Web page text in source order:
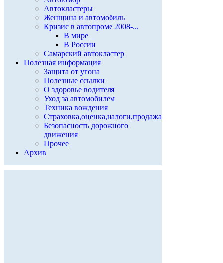
Автокластеры
Женщина и автомобиль
Кризис в автопроме 2008-...
В мире
В России
Самарский автокластер
Полезная информация
Защита от угона
Полезные ссылки
О здоровье водителя
Уход за автомобилем
Техника вождения
Страховка,оценка,налоги,продажа
Безопасность дорожного
движения
Прочее
Архив